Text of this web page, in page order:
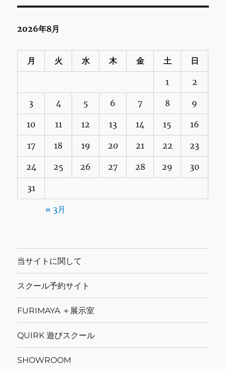
2026年8月
月 火 水 木 金 土 日
1 2
3 4 5 6 7 8 9
10 11 12 13 14 15 16
17 18 19 20 21 22 23
24 25 26 27 28 29 30
31
« 3月
当サイトに関して
スクール予約サイト
FURIMAYA ＋展示室
QUIRK 遊びスクール
SHOWROOM